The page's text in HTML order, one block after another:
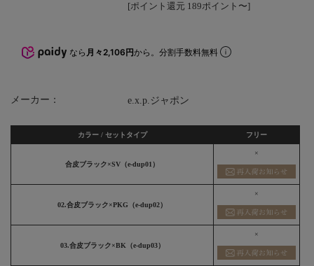
[ポイント還元 189ポイント〜]
なら 月々2,106円から。分割手数料無料
メーカー： e.x.p.ジャポン
カラー / セットタイプ フリー
合皮ブラック×SV（e-dup01）
×
02.合皮ブラック×PKG（e-dup02）
×
03.合皮ブラック×BK（e-dup03）
×